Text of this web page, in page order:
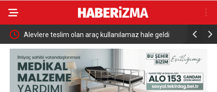
Alevlere teslim olan araç kullanılamaz hale geldi Erenköy
törenle